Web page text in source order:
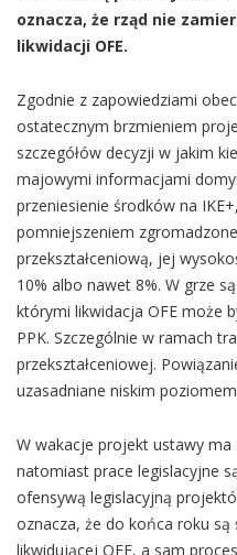
oznacza, że rząd nie
likwidacji OFE.
Zgodnie z zapowiedziami
ostatecznym brzmieniem
szczegółów decyzji w jakim
majowymi informacjami
przeniesienie środków na
pomniejszeniem
przekształceniową, jej
10% albo nawet 8%. W grze
którymi likwidacja OFE może
PPK. Szczególnie w ramach
przekształceniowej.
uzasadniane niskim
W wakacje projekt ustawy
natomiast prace legislacyjne
ofensywą legislacyjną
oznacza, że do końca roku
likwidującej OFE, a sam